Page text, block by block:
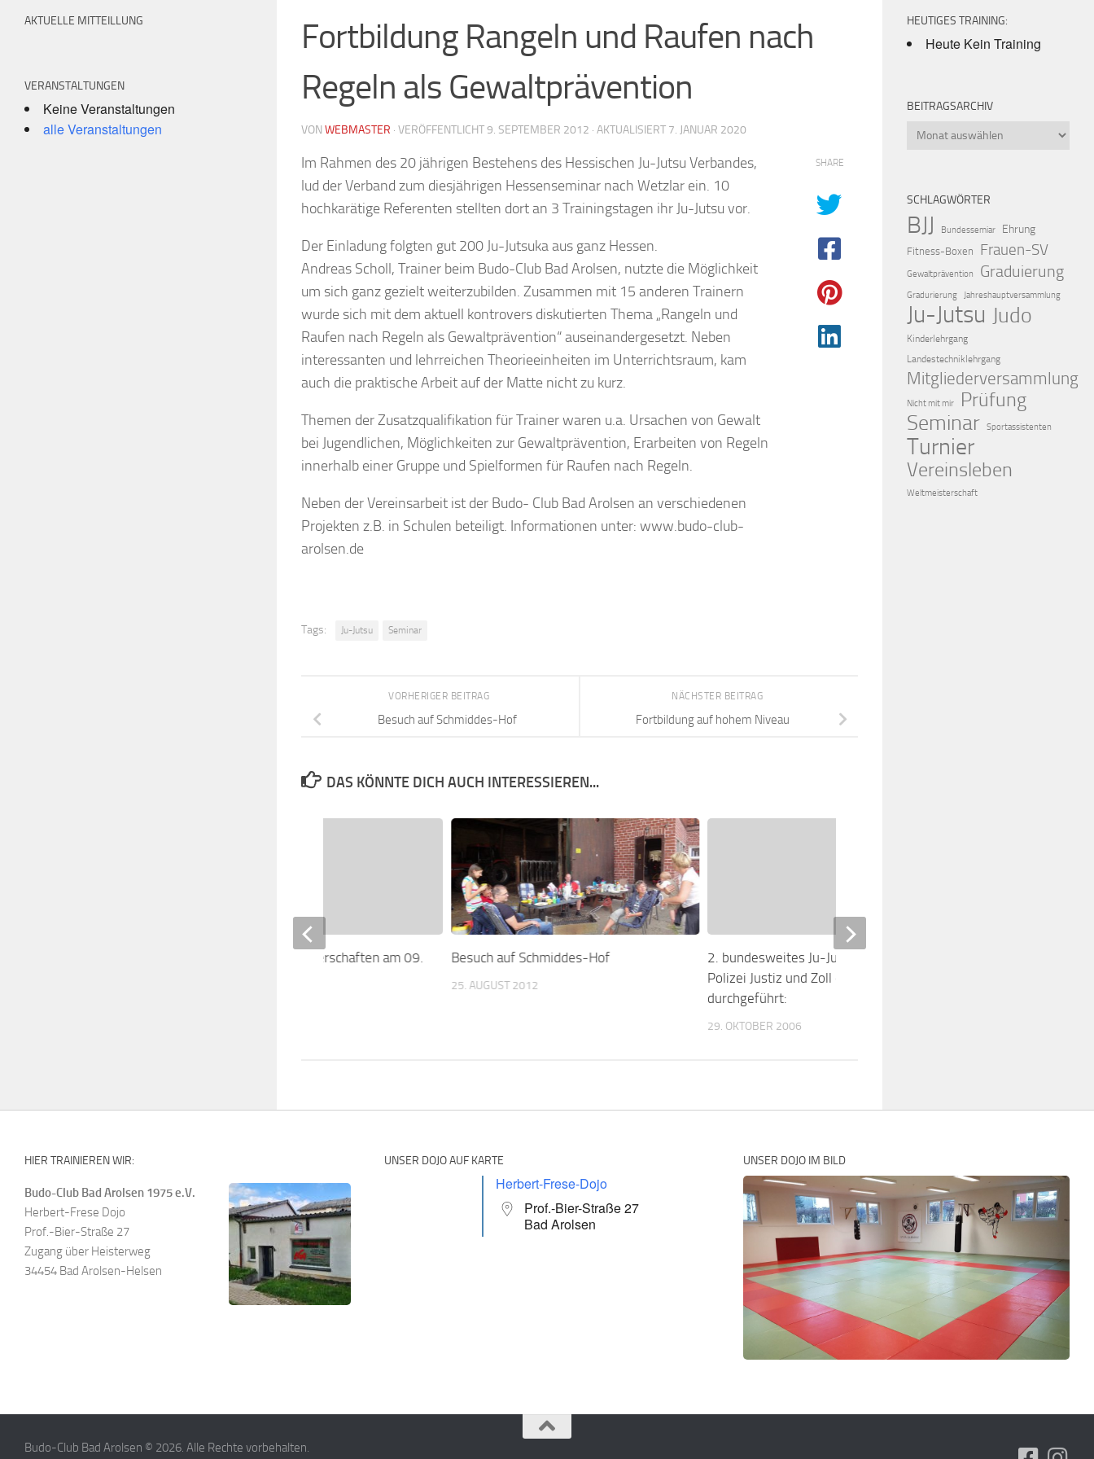
Fortbildung Rangeln und Raufen nach
Regeln als Gewaltprävention
VON WEBMASTER · VERÖFFENTLICHT9. SEPTEMBER 2012 · AKTUALISIERT 7. JANUAR 2020
Im Rahmen des 20 jährigen Bestehens des Hessischen Ju-Jutsu Verbandes,
lud der Verband zum diesjährigen Hessenseminar nach Wetzlar ein. 10
hochkarätige Referenten stellten dort an 3 Trainingstagen ihr Ju-Jutsu vor.
Der Einladung folgten gut 200 Ju-Jutsuka aus ganz Hessen.
Andreas Scholl, Trainer beim Budo-Club Bad Arolsen, nutzte die Möglichkeit
um sich ganz gezielt weiterzubilden. Zusammen mit 15 anderen Trainern
wurde sich mit dem aktuell kontrovers diskutierten Thema „Rangeln und
Raufen nach Regeln als Gewaltprävention“ auseinandergesetzt. Neben
interessanten und lehrreichen Theorieeinheiten im Unterrichtsraum, kam
auch die praktische Arbeit auf der Matte nicht zu kurz.
Themen der Zusatzqualifikation für Trainer waren u.a. Ursachen von Gewalt
bei Jugendlichen, Möglichkeiten zur Gewaltprävention, Erarbeiten von Regeln
innerhalb einer Gruppe und Spielformen für Raufen nach Regeln.
Neben der Vereinsarbeit ist der Budo- Club Bad Arolsen an verschiedenen
Projekten z.B. in Schulen beteiligt. Informationen unter: www.budo-club-
arolsen.de
SHARE
Tags: Ju-Jutsu Seminar
NÄCHSTER BEITRAG
Fortbildung auf hohem Niveau
VORHERIGER BEITRAG
Besuch auf Schmiddes-Hof
DAS KÖNNTE DICH AUCH INTERESSIEREN...
Besuch auf Schmiddes-Hof
25. AUGUST 2012
2. bundesweites Ju-Jutsu-Seminar für
Polizei Justiz und Zoll erfolgreich
durchgeführt:
29. OKTOBER 2006
Westdeutsche Meisterschaften am 09.
AKTUELLE MITTEILLUNG
VERANSTALTUNGEN
Keine Veranstaltungen
alle Veranstaltungen
HEUTIGES TRAINING:
Heute Kein Training
BEITRAGSARCHIV
Beitragsarchiv
SCHLAGWÖRTER
BJJ Bundessemiar Ehrung
Fitness-Boxen Frauen-SV
Gewaltprävention Graduierung
Gradurierung Jahreshauptversammlung
Ju-Jutsu Judo
Kinderlehrgang
Landestechniklehrgang
Mitgliederversammlung
Nicht mit mir Prüfung
Seminar Sportassistenten
Turnier
Vereinsleben
Weltmeisterschaft
HIER TRAINIEREN WIR:
Budo-Club Bad Arolsen 1975 e.V.
Herbert-Frese Dojo
Prof.-Bier-Straße 27
Zugang über Heisterweg
34454 Bad Arolsen-Helsen
UNSER DOJO AUF KARTE
Herbert-Frese-Dojo
Prof.-Bier-Straße 27
Bad Arolsen
UNSER DOJO IM BILD
Budo-Club Bad Arolsen © 2026. Alle Rechte vorbehalten.